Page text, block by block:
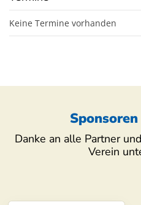
Keine Termine vorhanden
Danke an alle Partner
Verein